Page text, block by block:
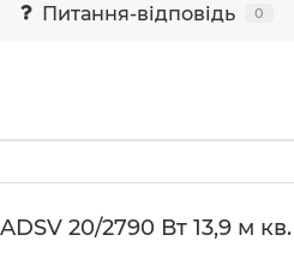
Питання-відповідь 0
20/2790 Вт 13,9 м